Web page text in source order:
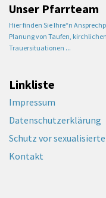
Unser Pfarrteam
Hier finden Sie Ihre*n
Planung von Taufen,
Trauersituationen ...
Linkliste
Impressum
Datenschutzerklärung
Schutz vor
Kontakt